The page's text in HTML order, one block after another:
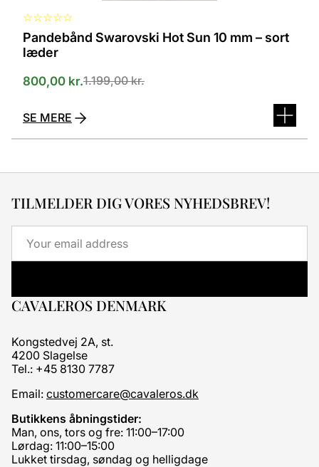
☆☆☆☆☆
Pandebånd Swarovski Hot Sun 10 mm – sort
læder
1.199,00kr.
800,00 kr.
SE MERE
TILMELDER DIG VORES NYHEDSBREV!
Email
CAVALEROS DENMARK
Kongstedvej 2A, st.
4200 Slagelse
Tel.: +45 8130 7787
Email: customercare@cavaleros.dk
Butikkens åbningstider:
Man, ons, tors og fre: 11:00–17:00
Lørdag: 11:00–15:00
Lukket tirsdag, søndag og helligdage